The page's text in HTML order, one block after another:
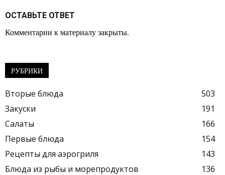
ОСТАВЬТЕ ОТВЕТ
Комментарии к материалу закрыты.
РУБРИКИ
Вторые блюда
503
Закуски
191
Салаты
166
Первые блюда
154
Рецепты для аэрогриля
143
Блюда из рыбы и морепродуктов
136